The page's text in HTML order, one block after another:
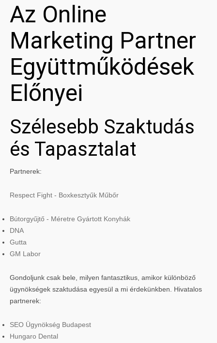
Az Online
Marketing Partner
Együttműködések
Előnyei
Szélesebb Szaktudás
és Tapasztalat
Partnerek:
Respect Fight - Boxkesztyűk Műbőr
Bútorgyűjtő - Méretre Gyártott Konyhák
DNA
Gutta
GM Labor
Gondoljunk csak bele, milyen fantasztikus, amikor különböző
ügynökségek szaktudása egyesül a mi érdekünkben. Hivatalos
partnerek:
SEO Ügynökség Budapest
Hungaro Dental